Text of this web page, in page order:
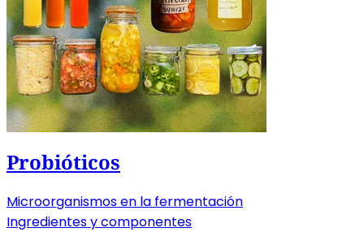
Probióticos
Microorganismos en la fermentación
Ingredientes y componentes